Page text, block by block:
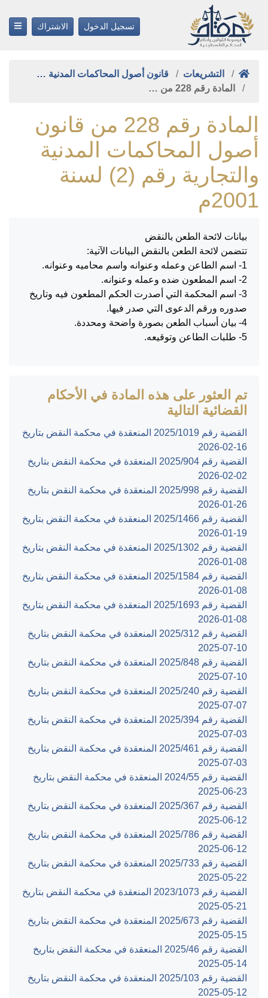
تسجيل الدخول الاشتراك
التشريعات
قانون أصول المحاكمات المدنية …
المادة رقم 228 من …
المادة رقم 228 من قانون
أصول المحاكمات المدنية
والتجارية رقم (2) لسنة
2001م
بيانات لائحة الطعن بالنقض
تتضمن لائحة الطعن بالنقض البيانات الآتية:
1- اسم الطاعن وعمله وعنوانه واسم محاميه وعنوانه.
2- اسم المطعون ضده وعمله وعنوانه.
3- اسم المحكمة التي أصدرت الحكم المطعون فيه وتاريخ
صدوره ورقم الدعوى التي صدر فيها.
4- بيان أسباب الطعن بصورة واضحة ومحددة.
5- طلبات الطاعن وتوقيعه.
تم العثور على هذه المادة في الأحكام
القضائية التالية
القضية رقم ‎1019‏/‎2025‏ المنعقدة في محكمة النقض بتاريخ
‎2026-02-16‏
القضية رقم ‎904‏/‎2025‏ المنعقدة في محكمة النقض بتاريخ
‎2026-02-02‏
القضية رقم ‎998‏/‎2025‏ المنعقدة في محكمة النقض بتاريخ
‎2026-01-26‏
القضية رقم ‎1466‏/‎2025‏ المنعقدة في محكمة النقض بتاريخ
‎2026-01-19‏
القضية رقم ‎1302‏/‎2025‏ المنعقدة في محكمة النقض بتاريخ
‎2026-01-08‏
القضية رقم ‎1584‏/‎2025‏ المنعقدة في محكمة النقض بتاريخ
‎2026-01-08‏
القضية رقم ‎1693‏/‎2025‏ المنعقدة في محكمة النقض بتاريخ
‎2026-01-08‏
القضية رقم ‎312‏/‎2025‏ المنعقدة في محكمة النقض بتاريخ
‎2025-07-10‏
القضية رقم ‎848‏/‎2025‏ المنعقدة في محكمة النقض بتاريخ
‎2025-07-10‏
القضية رقم ‎240‏/‎2025‏ المنعقدة في محكمة النقض بتاريخ
‎2025-07-07‏
القضية رقم ‎394‏/‎2025‏ المنعقدة في محكمة النقض بتاريخ
‎2025-07-03‏
القضية رقم ‎461‏/‎2025‏ المنعقدة في محكمة النقض بتاريخ
‎2025-07-03‏
القضية رقم ‎55‏/‎2024‏ المنعقدة في محكمة النقض بتاريخ
‎2025-06-23‏
القضية رقم ‎367‏/‎2025‏ المنعقدة في محكمة النقض بتاريخ
‎2025-06-12‏
القضية رقم ‎786‏/‎2025‏ المنعقدة في محكمة النقض بتاريخ
‎2025-06-12‏
القضية رقم ‎733‏/‎2025‏ المنعقدة في محكمة النقض بتاريخ
‎2025-05-22‏
القضية رقم ‎1073‏/‎2023‏ المنعقدة في محكمة النقض بتاريخ
‎2025-05-21‏
القضية رقم ‎673‏/‎2025‏ المنعقدة في محكمة النقض بتاريخ
‎2025-05-15‏
القضية رقم ‎46‏/‎2025‏ المنعقدة في محكمة النقض بتاريخ
‎2025-05-14‏
القضية رقم ‎103‏/‎2025‏ المنعقدة في محكمة النقض بتاريخ
‎2025-05-12‏